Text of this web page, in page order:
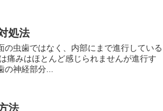
処法
虫歯ではなく、内部にまで進行している
痛みはほとんど感じられませんが進行す
の神経部分...
法